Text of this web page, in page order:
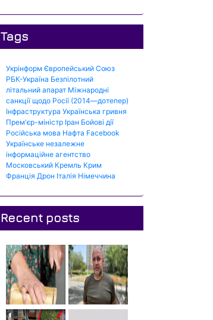
Tags
Укрінформ Європейський Союз
РБК-Україна Безпілотний
літальний апарат Міжнародні
санкції щодо Росії (2014—дотепер)
Інфраструктура Українська гривня
Прем'єр-міністр Іран Бойові дії
Російська мова Нафта Facebook
Українське незалежне
інформаційне агентство
Московський Кремль Крим
Франція Дрон Італія Німеччина
Recent posts